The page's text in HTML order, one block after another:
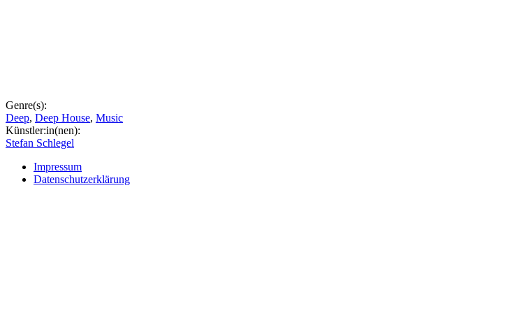
Genre(s):
Deep, Deep House, Music
Künstler:in(nen):
Stefan Schlegel
Impressum
Datenschutzerklärung